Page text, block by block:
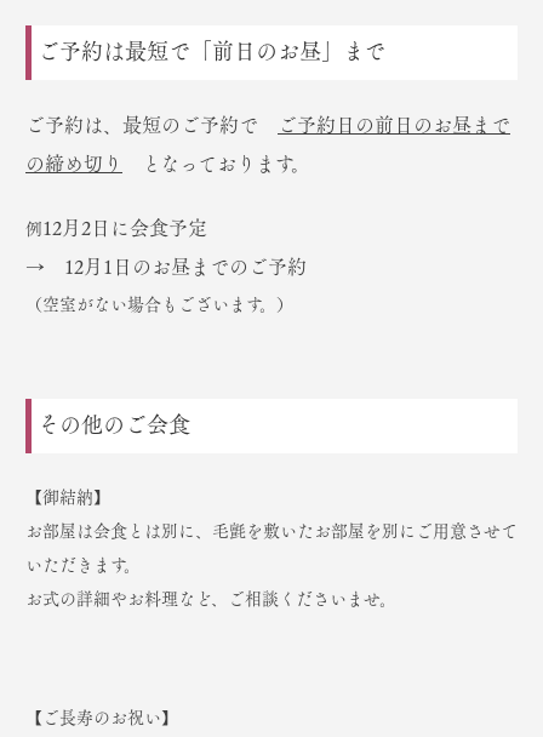
ご予約は最短で「前日のお昼」まで
ご予約は、最短のご予約で
ご予約日の前日のお昼まで
の締め切り
となっております。
例12月2日に会食予定
→ 12月1日のお昼までのご予約
（空室がない場合もございます。）
その他のご会食
【御結納】
お部屋は会食とは別に、毛氈を敷いたお部屋を別にご用意させて
いただきます。
お式の詳細やお料理など、ご相談くださいませ。
【ご長寿のお祝い】